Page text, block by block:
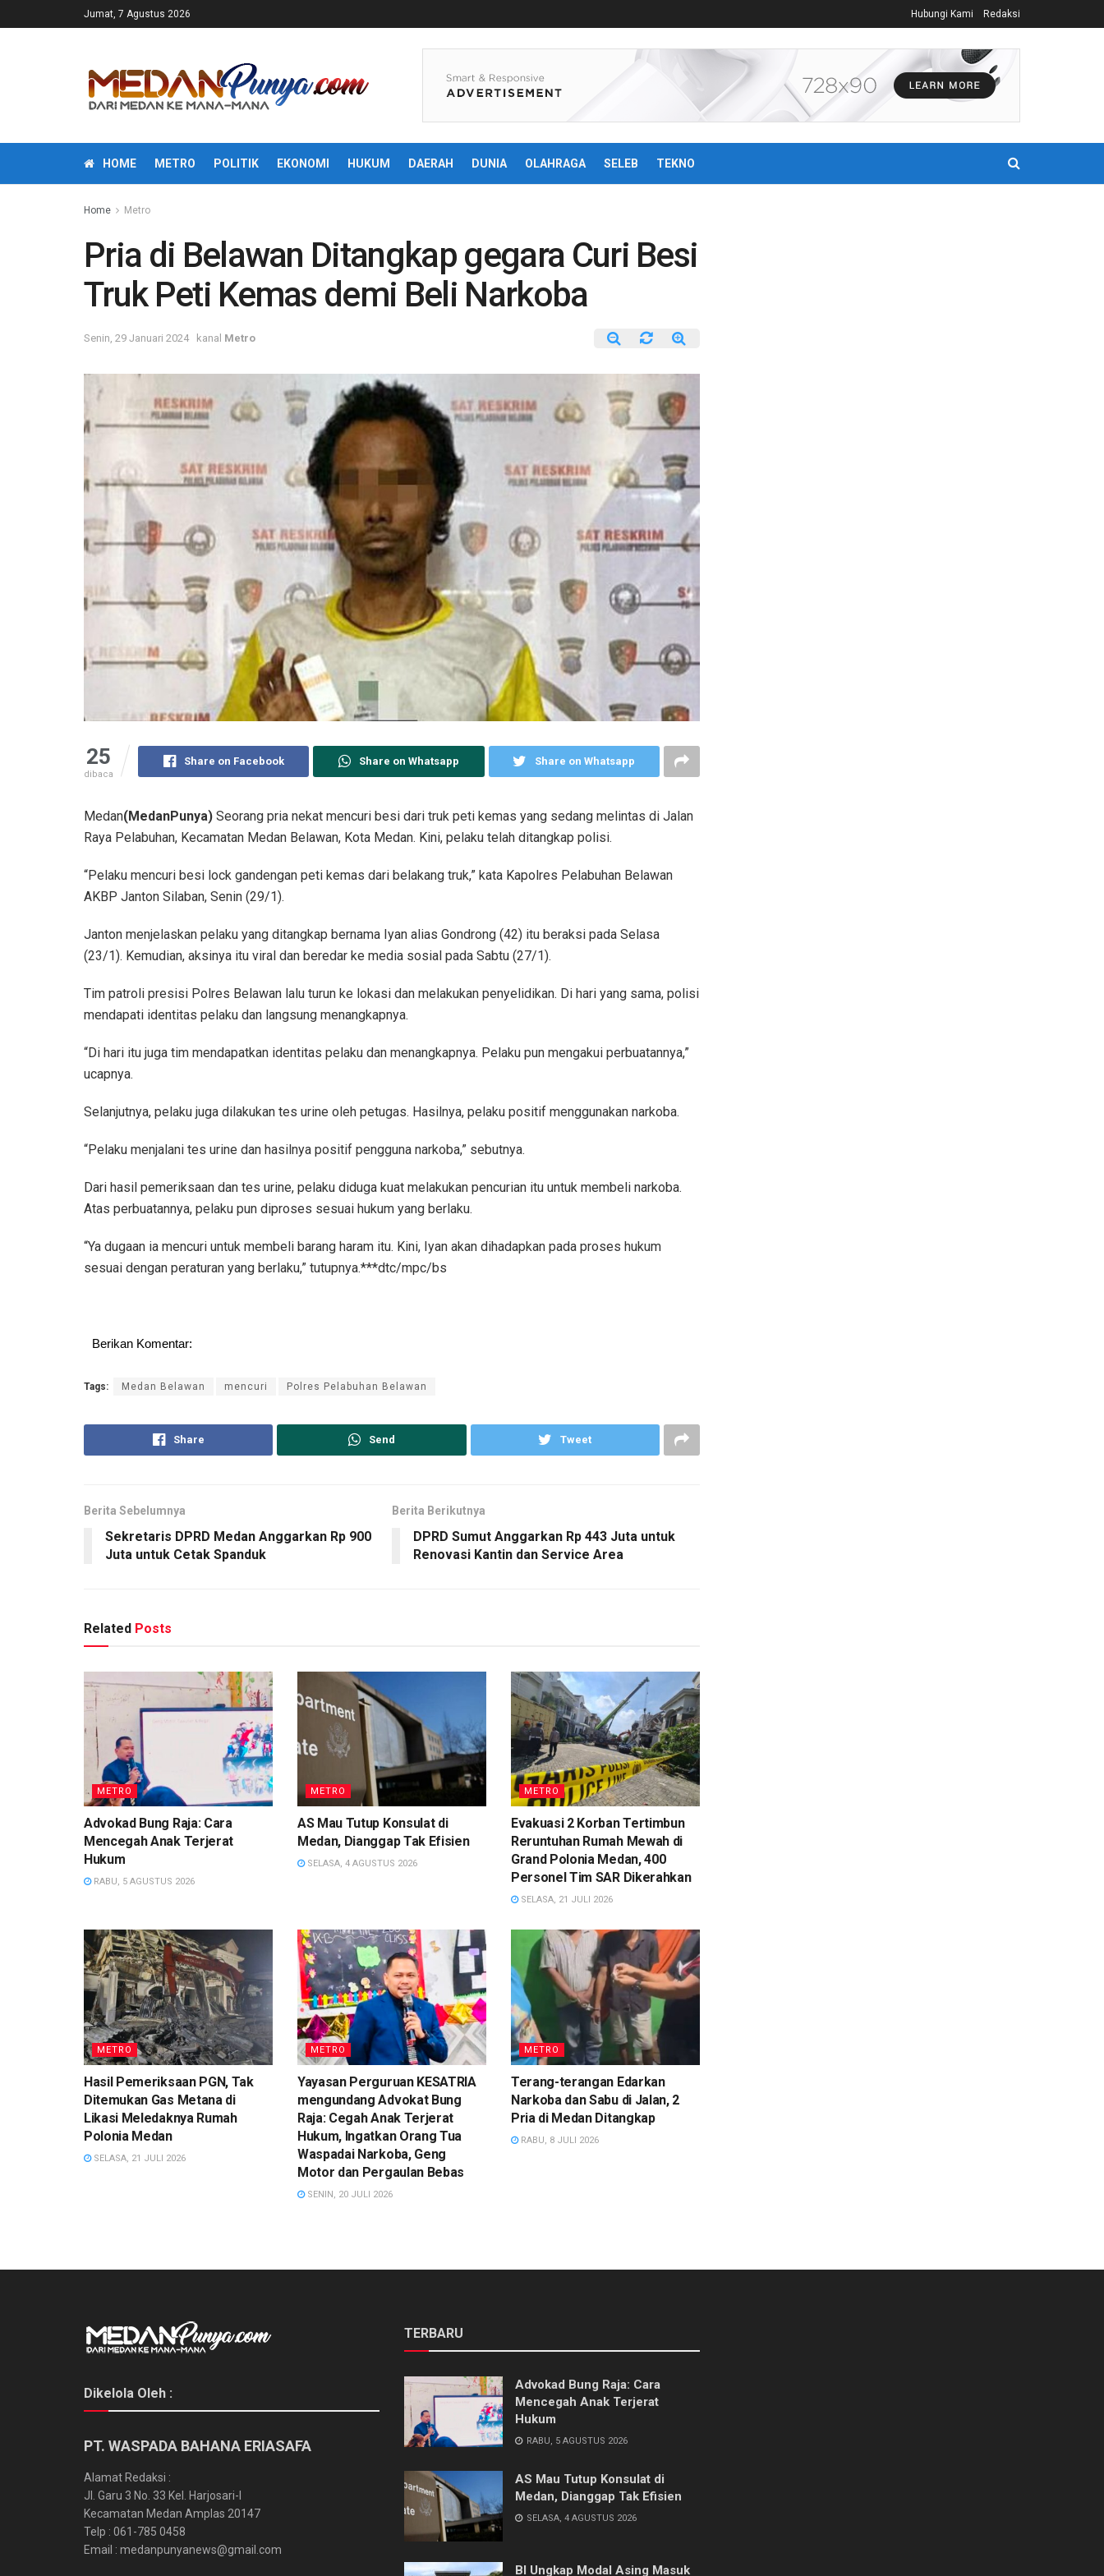
Jumat, 7 Agustus 2026 Hubungi Kami Redaksi
HOME METRO POLITIK EKONOMI HUKUM DAERAH DUNIA OLAHRAGA SELEB TEKNO
Home Metro
Pria di Belawan Ditangkap gegara Curi Besi
Truk Peti Kemas demi Beli Narkoba
Senin, 29 Januari 2024 kanal Metro
25
dibaca
Share on Facebook Share on Whatsapp Share on Whatsapp
Medan(MedanPunya) Seorang pria nekat mencuri besi dari truk peti kemas yang sedang melintas di Jalan
Raya Pelabuhan, Kecamatan Medan Belawan, Kota Medan. Kini, pelaku telah ditangkap polisi.
“Pelaku mencuri besi lock gandengan peti kemas dari belakang truk,” kata Kapolres Pelabuhan Belawan
AKBP Janton Silaban, Senin (29/1).
Janton menjelaskan pelaku yang ditangkap bernama Iyan alias Gondrong (42) itu beraksi pada Selasa
(23/1). Kemudian, aksinya itu viral dan beredar ke media sosial pada Sabtu (27/1).
Tim patroli presisi Polres Belawan lalu turun ke lokasi dan melakukan penyelidikan. Di hari yang sama, polisi
mendapati identitas pelaku dan langsung menangkapnya.
“Di hari itu juga tim mendapatkan identitas pelaku dan menangkapnya. Pelaku pun mengakui perbuatannya,”
ucapnya.
Selanjutnya, pelaku juga dilakukan tes urine oleh petugas. Hasilnya, pelaku positif menggunakan narkoba.
“Pelaku menjalani tes urine dan hasilnya positif pengguna narkoba,” sebutnya.
Dari hasil pemeriksaan dan tes urine, pelaku diduga kuat melakukan pencurian itu untuk membeli narkoba.
Atas perbuatannya, pelaku pun diproses sesuai hukum yang berlaku.
“Ya dugaan ia mencuri untuk membeli barang haram itu. Kini, Iyan akan dihadapkan pada proses hukum
sesuai dengan peraturan yang berlaku,” tutupnya.***dtc/mpc/bs
Berikan Komentar:
Tags: Medan Belawan mencuri Polres Pelabuhan Belawan
Share Send Tweet
Berita Sebelumnya
Sekretaris DPRD Medan Anggarkan Rp 900
Juta untuk Cetak Spanduk
Berita Berikutnya
DPRD Sumut Anggarkan Rp 443 Juta untuk
Renovasi Kantin dan Service Area
Related Posts
METRO
Advokad Bung Raja: Cara
Mencegah Anak Terjerat
Hukum
RABU, 5 AGUSTUS 2026
METRO
AS Mau Tutup Konsulat di
Medan, Dianggap Tak Efisien
SELASA, 4 AGUSTUS 2026
METRO
Evakuasi 2 Korban Tertimbun
Reruntuhan Rumah Mewah di
Grand Polonia Medan, 400
Personel Tim SAR Dikerahkan
SELASA, 21 JULI 2026
METRO
Hasil Pemeriksaan PGN, Tak
Ditemukan Gas Metana di
Likasi Meledaknya Rumah
Polonia Medan
SELASA, 21 JULI 2026
METRO
Yayasan Perguruan KESATRIA
mengundang Advokat Bung
Raja: Cegah Anak Terjerat
Hukum, Ingatkan Orang Tua
Waspadai Narkoba, Geng
Motor dan Pergaulan Bebas
SENIN, 20 JULI 2026
METRO
Terang-terangan Edarkan
Narkoba dan Sabu di Jalan, 2
Pria di Medan Ditangkap
RABU, 8 JULI 2026
Dikelola Oleh :
PT. WASPADA BAHANA ERIASAFA
Alamat Redaksi :
Jl. Garu 3 No. 33 Kel. Harjosari-I
Kecamatan Medan Amplas 20147
Telp : 061-785 0458
Email : medanpunyanews@gmail.com
TERBARU
Advokad Bung Raja: Cara
Mencegah Anak Terjerat
Hukum
RABU, 5 AGUSTUS 2026
AS Mau Tutup Konsulat di
Medan, Dianggap Tak Efisien
SELASA, 4 AGUSTUS 2026
BI Ungkap Modal Asing Masuk